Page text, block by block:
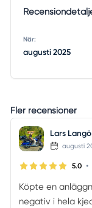
När:
augusti 2025
Fler recensioner
Lars Langö
augusti
5.0 •
Köpte en
negativ i hela